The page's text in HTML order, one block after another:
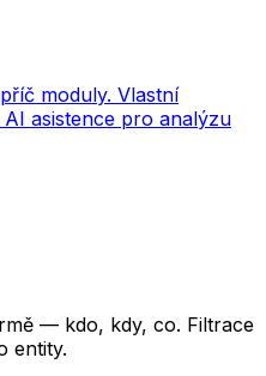
moduly. Vlastní
asistence pro analýzu
— kdo, kdy, co. Filtrace
entity.